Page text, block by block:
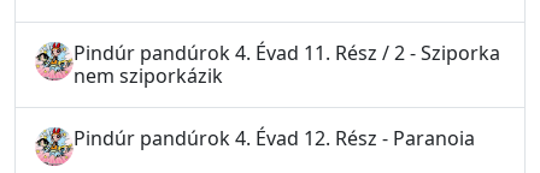
Pindúr pandúrok 4. Évad 11. Rész / 2 - Sziporka
nem sziporkázik
Pindúr pandúrok 4. Évad 12. Rész - Paranoia